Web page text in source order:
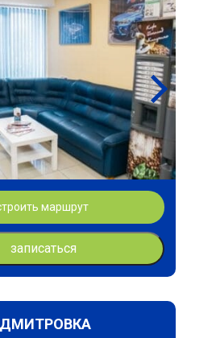
маршрут
записаться
ДМИТРОВКА